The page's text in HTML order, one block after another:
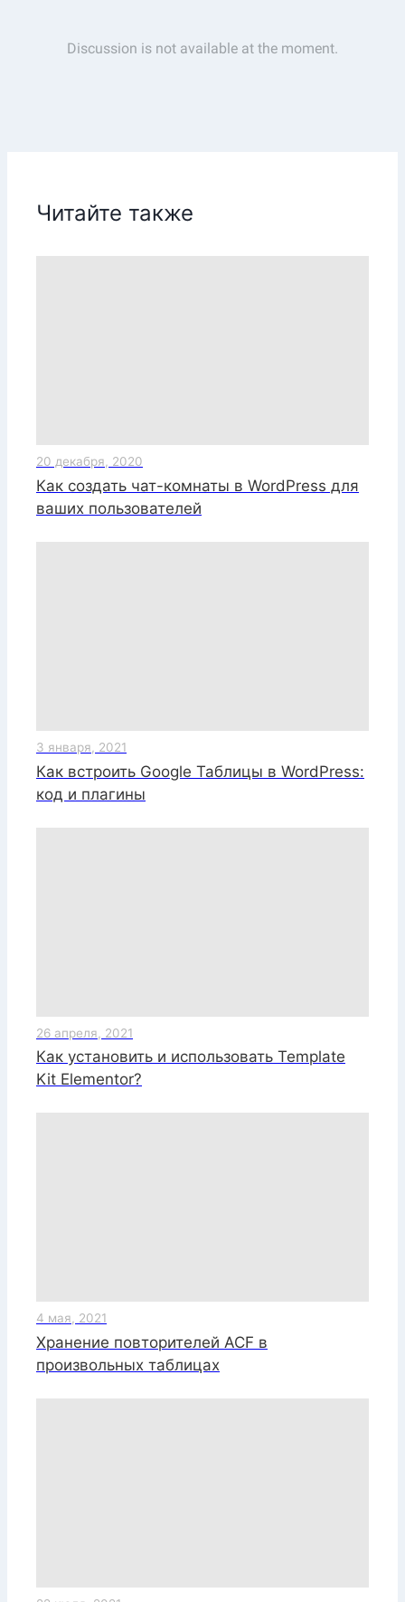
Читайте также
20 декабря, 2020
Как создать чат-комнаты в WordPress для
ваших пользователей
3 января, 2021
Как встроить Google Таблицы в WordPress:
код и плагины
26 апреля, 2021
Как установить и использовать Template
Kit Elementor?
4 мая, 2021
Хранение повторителей ACF в
произвольных таблицах